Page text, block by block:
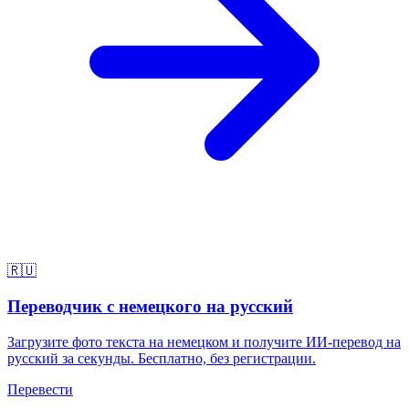
🇷🇺
Переводчик с немецкого на русский
Загрузите фото текста на немецком и получите ИИ-перевод на
русский за секунды. Бесплатно, без регистрации.
Перевести